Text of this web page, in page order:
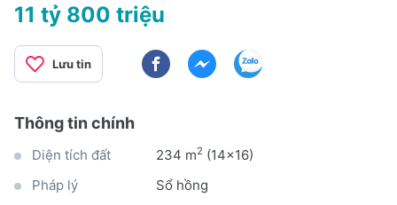
11 tỷ 800 triệu
Lưu tin
Thông tin chính
Diện tích đất 234 m2 (14x16)
Pháp lý
Sổ hồng